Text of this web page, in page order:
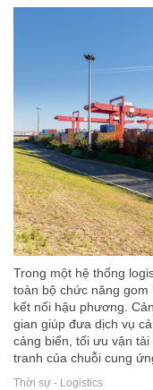
Trong một hệ thống
toàn bộ chức năng
kết nối hậu phương.
gian giúp đưa dịch vụ
cảng biển, tối ưu vận
tranh của chuỗi cung
Thời sự - Logistics